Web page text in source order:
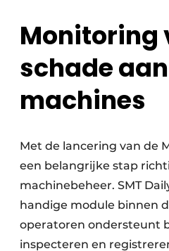
Monitoring
schade aan
machines
Met de lancering van de
een belangrijke stap
machinebeheer. SMT
handige module binnen
operatoren ondersteunt
inspecteren en